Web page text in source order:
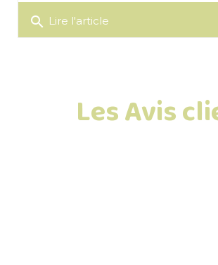
search Lire l'article
Les Avis